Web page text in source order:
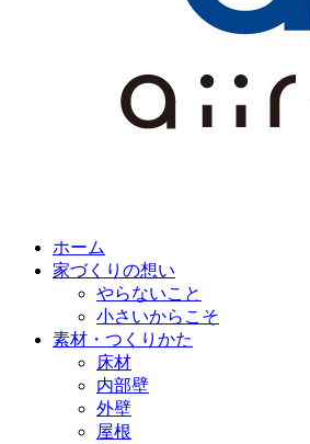
ホーム
家づくりの想い
やらないこと
小さいからこそ
素材・つくりかた
床材
内部壁
外壁
屋根